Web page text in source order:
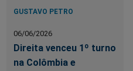
GUSTAVO PETRO
06/06/2026
Direita venceu 1º turno
na Colômbia e